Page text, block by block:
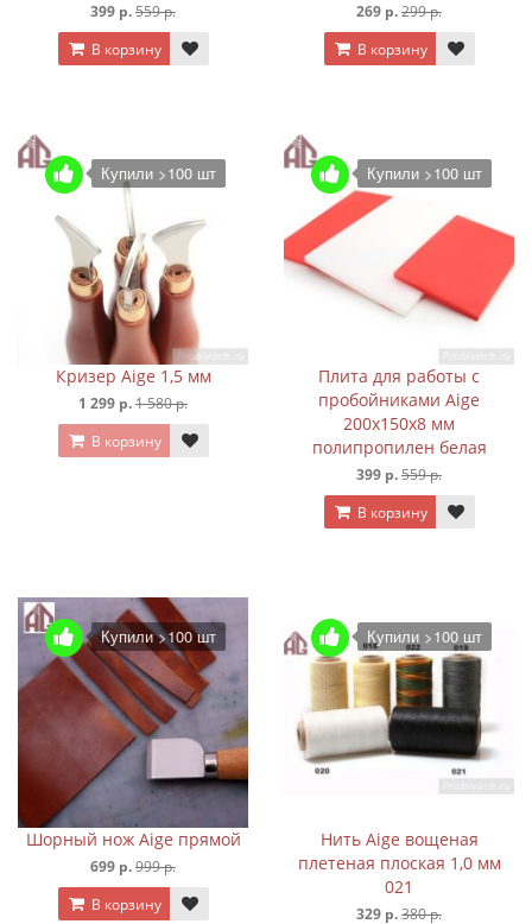
399 р.559 р.
В корзину
269 р.299 р.
В корзину
Купили >100 шт
Кризер Aige 1,5 мм
1 299 р.1 580 р.
В корзину
Купили >100 шт
Плита для работы с
пробойниками Aige
200х150х8 мм
полипропилен белая
399 р.559 р.
В корзину
Купили >100 шт
Шорный нож Aige прямой
699 р.999 р.
В корзину
Купили >100 шт
Нить Aige вощеная
плетеная плоская 1,0 мм
021
329 р.380 р.